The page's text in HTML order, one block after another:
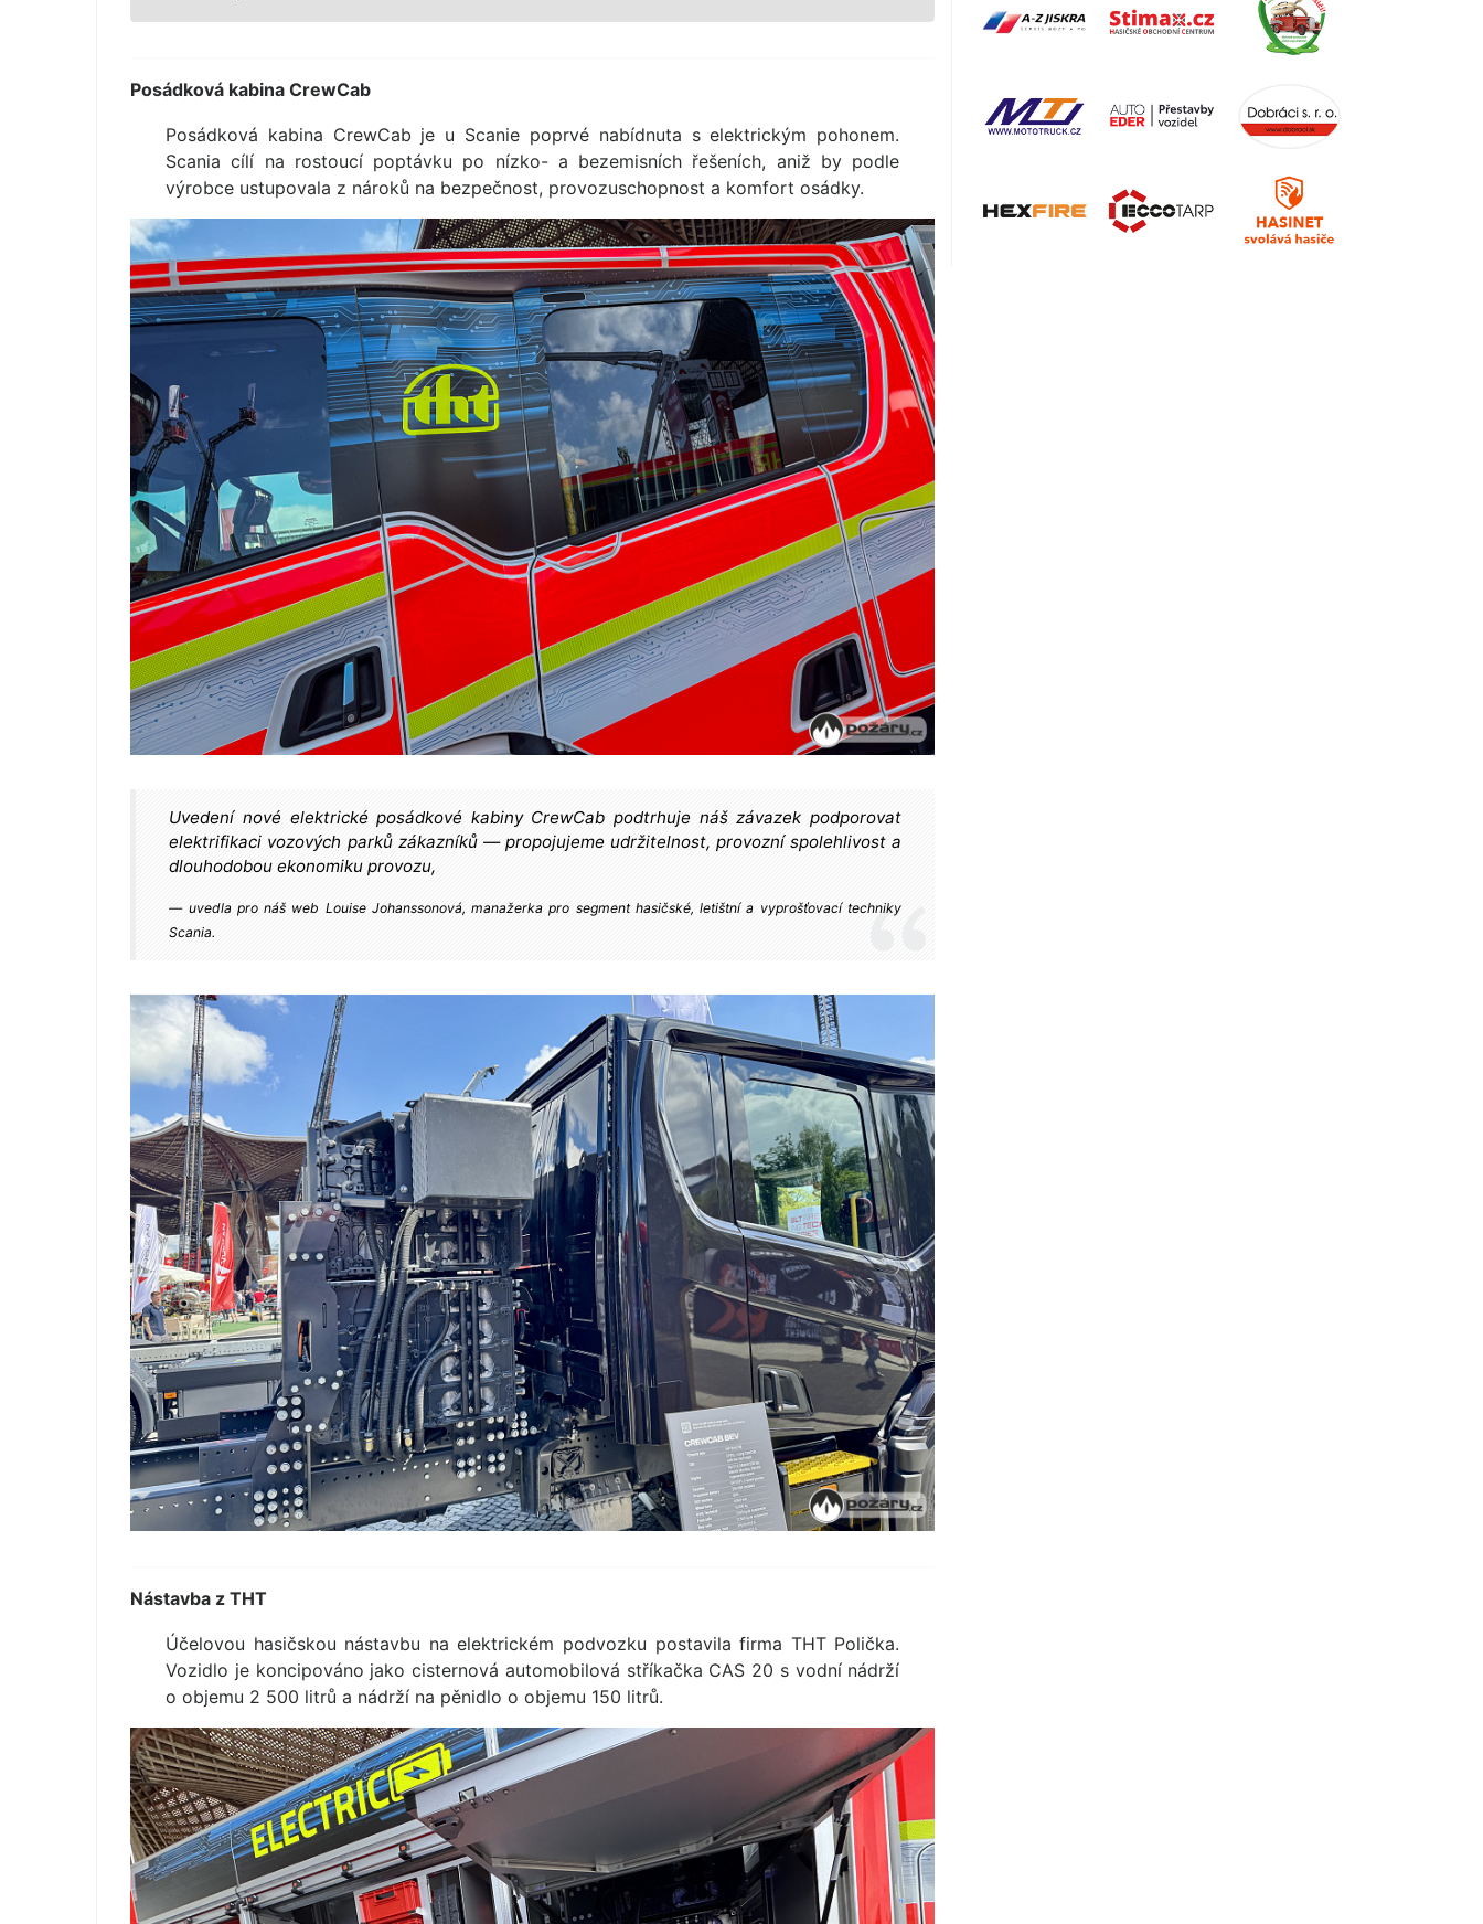
Posádková kabina CrewCab
Posádková kabina CrewCab je u Scanie poprvé nabídnuta s elektrickým pohonem.
Scania cílí na rostoucí poptávku po nízko- a bezemisních řešeních, aniž by podle
výrobce ustupovala z nároků na bezpečnost, provozuschopnost a komfort osádky.
Uvedení nové elektrické posádkové kabiny CrewCab podtrhuje náš závazek podporovat
elektrifikaci vozových parků zákazníků — propojujeme udržitelnost, provozní spolehlivost a
dlouhodobou ekonomiku provozu,
uvedla pro náš web Louise Johanssonová, manažerka pro segment hasičské, letištní a vyprošťovací techniky
Scania.
Nástavba z THT
Účelovou hasičskou nástavbu na elektrickém podvozku postavila firma THT Polička.
Vozidlo je koncipováno jako cisternová automobilová stříkačka CAS 20 s vodní nádrží
o objemu 2 500 litrů a nádrží na pěnidlo o objemu 150 litrů.